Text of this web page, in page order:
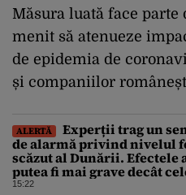
Măsura luată face
menit să atenueze
de epidemia de
și companiilor
ALERTĂ
Experții trag un
de alarmă privind nivelul
scăzut al Dunării. Efectele
putea fi mai grave decât
până acum
15:22